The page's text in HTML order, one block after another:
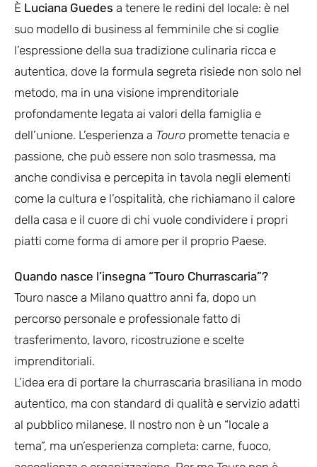
È Luciana Guedes a tenere le redini del locale: è nel
suo modello di business al femminile che si coglie
l’espressione della sua tradizione culinaria ricca e
autentica, dove la formula segreta risiede non solo nel
metodo, ma in una visione imprenditoriale
profondamente legata ai valori della famiglia e
dell’unione. L’esperienza a Touro promette tenacia e
passione, che può essere non solo trasmessa, ma
anche condivisa e percepita in tavola negli elementi
come la cultura e l’ospitalità, che richiamano il calore
della casa e il cuore di chi vuole condividere i propri
piatti come forma di amore per il proprio Paese.
Quando nasce l’insegna “Touro Churrascaria”?
Touro nasce a Milano quattro anni fa, dopo un
percorso personale e professionale fatto di
trasferimento, lavoro, ricostruzione e scelte
imprenditoriali.
L’idea era di portare la churrascaria brasiliana in modo
autentico, ma con standard di qualità e servizio adatti
al pubblico milanese. Il nostro non è un “locale a
tema”, ma un’esperienza completa: carne, fuoco,